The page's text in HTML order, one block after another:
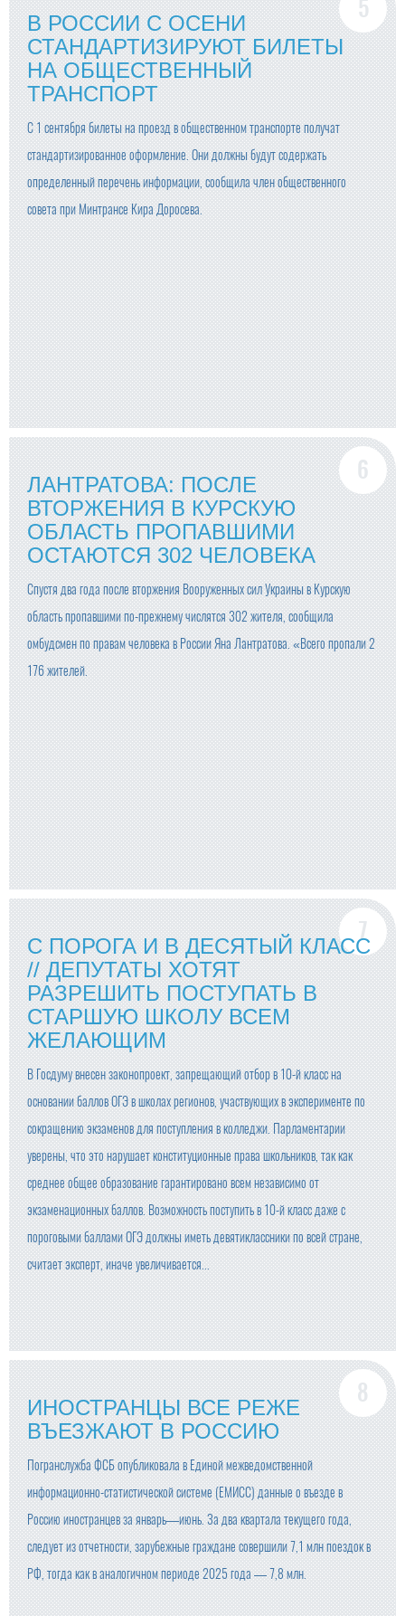
В РОССИИ С ОСЕНИ
СТАНДАРТИЗИРУЮТ БИЛЕТЫ
НА ОБЩЕСТВЕННЫЙ
ТРАНСПОРТ
С 1 сентября билеты на проезд в общественном транспорте получат
стандартизированное оформление. Они должны будут содержать
определенный перечень информации, сообщила член общественного
совета при Минтрансе Кира Доросева.
ЛАНТРАТОВА: ПОСЛЕ
ВТОРЖЕНИЯ В КУРСКУЮ
ОБЛАСТЬ ПРОПАВШИМИ
ОСТАЮТСЯ 302 ЧЕЛОВЕКА
Спустя два года после вторжения Вооруженных сил Украины в Курскую
область пропавшими по-прежнему числятся 302 жителя, сообщила
омбудсмен по правам человека в России Яна Лантратова. «Всего пропали 2
176 жителей.
С ПОРОГА И В ДЕСЯТЫЙ КЛАСС
// ДЕПУТАТЫ ХОТЯТ
РАЗРЕШИТЬ ПОСТУПАТЬ В
СТАРШУЮ ШКОЛУ ВСЕМ
ЖЕЛАЮЩИМ
В Госдуму внесен законопроект, запрещающий отбор в 10-й класс на
основании баллов ОГЭ в школах регионов, участвующих в эксперименте по
сокращению экзаменов для поступления в колледжи. Парламентарии
уверены, что это нарушает конституционные права школьников, так как
среднее общее образование гарантировано всем независимо от
экзаменационных баллов. Возможность поступить в 10-й класс даже с
пороговыми баллами ОГЭ должны иметь девятиклассники по всей стране,
считает эксперт, иначе увеличивается...
ИНОСТРАНЦЫ ВСЕ РЕЖЕ
ВЪЕЗЖАЮТ В РОССИЮ
Погранслужба ФСБ опубликовала в Единой межведомственной
информационно-статистической системе (ЕМИСС) данные о въезде в
Россию иностранцев за январь—июнь. За два квартала текущего года,
следует из отчетности, зарубежные граждане совершили 7,1 млн поездок в
РФ, тогда как в аналогичном периоде 2025 года — 7,8 млн.